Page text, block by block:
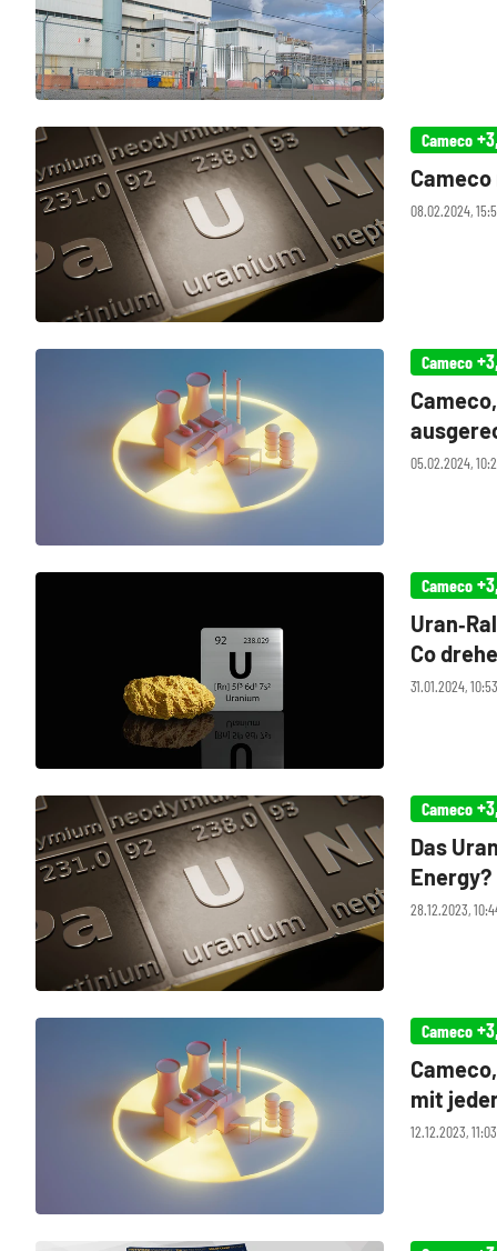
Cameco
08.02.2024,
Cameco
05.02.2024,
Cameco
31.01.2024,
Co
Cameco
28.12.2023,
Das
Energy?
Cameco
12.12.2023,
mit